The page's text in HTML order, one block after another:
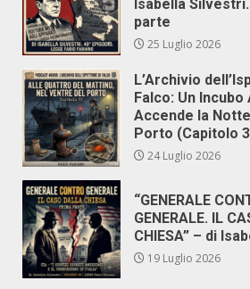
Isabella
parte
25 Luglio 2026
L’Archivio
Falco: Un
Accende la
Porto (Capitolo
24 Luglio 2026
“GENERALE
GENERALE. IL
CHIESA” – di
19 Luglio 2026